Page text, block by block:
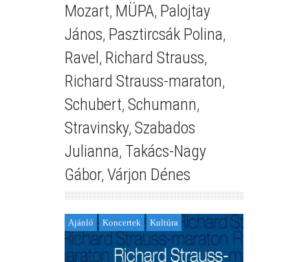
Mozart, MÜPA, Palojtay
János, Pasztircsák Polina,
Ravel , Richard Strauss,
Richard Strauss-maraton,
Schubert, Schumann,
Stravinsky, Szabados
Julianna, Takács-Nagy
Gábor, Várjon Dénes
Ajánló Koncertek Kultúra